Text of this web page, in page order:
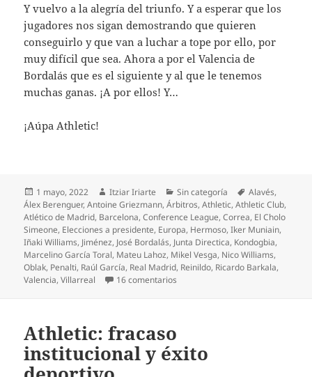
Y vuelvo a la alegría del triunfo. Y a esperar que los
jugadores nos sigan demostrando que quieren
conseguirlo y que van a luchar a tope por ello, por
muy difícil que sea. Ahora a por el Valencia de
Bordalás que es el siguiente y al que le tenemos
muchas ganas. ¡A por ellos! Y…
¡Aúpa Athletic!
Publicado
el
1 mayo, 2022 Autor
Itziar Iriarte Categorías
Sin categoría Etiquetas
Alavés,
Álex Berenguer,Antoine Griezmann,Árbitros,Athletic,Athletic Club,
Atlético de Madrid, Barcelona,Conference League,Correa, El Cholo
Simeone, Elecciones a presidente, Europa, Hermoso,Iker Muniain,
Iñaki Williams, Jiménez, José Bordalás, Junta Directica, Kondogbia,
Marcelino García Toral, Mateu Lahoz, Mikel Vesga, Nico Williams,
Oblak, Penalti, Raúl García, Real Madrid, Reinildo, Ricardo Barkala,
Valencia,Villarreal 16 comentarios
Athletic: fracaso
institucional y éxito